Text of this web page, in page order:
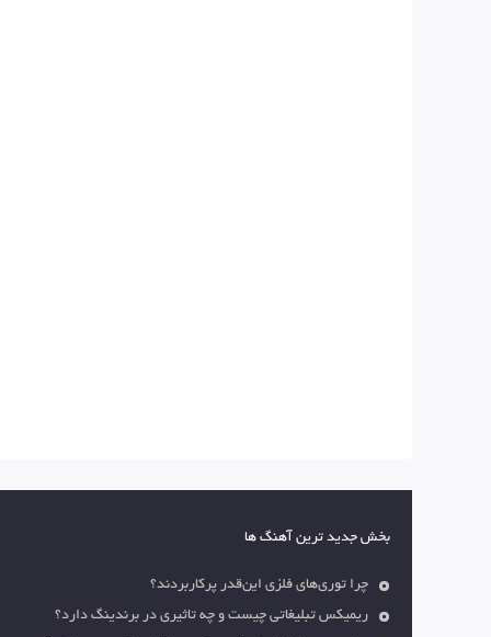
بخش جدید ترین آهنگ ها
چرا توری‌های فلزی این‌قدر پرکاربردند؟
ریمیکس تبلیغاتی چیست و چه تاثیری در برندینگ دارد؟